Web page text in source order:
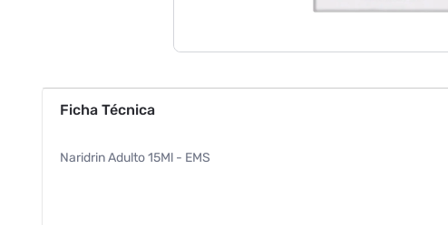
Ficha Técnica
Naridrin Adulto 15Ml - EMS